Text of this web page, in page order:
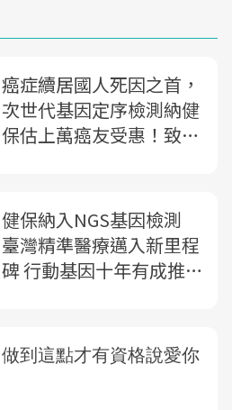
癌症續居國人死因之首，
次世代基因定序檢測納健
保估上萬癌友受惠！致力
合資格醫療院所
健保納入NGS基因檢測
臺灣精準醫療邁入新里程
碑 行動基因十年有成推